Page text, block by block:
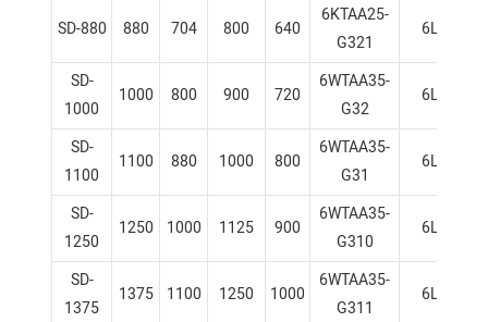
SD-880 880 704 800 640
6KTAA25-
G321
6L
SD-
1000
1000 800 900 720
6WTAA35-
G32
6L
SD-
1100
1100 880 1000 800
6WTAA35-
G31
6L
SD-
1250
1250 1000 1125 900
6WTAA35-
G310
6L
SD-
1375
1375 1100 1250 1000
6WTAA35-
G311
6L